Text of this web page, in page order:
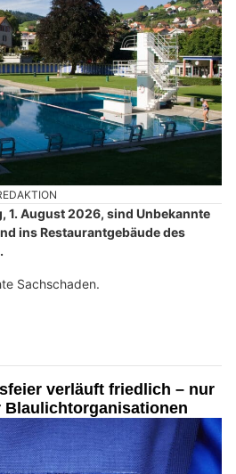
1. August 2026, sind Unbekannte
ins Restaurantgebäude des
Sachschaden.
verläuft friedlich – nur
Blaulichtorganisationen